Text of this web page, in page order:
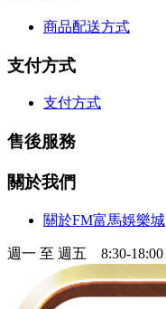
商品配送方式
支付方式
支付方式
售後服務
關於我們
關於FM富馬娛樂城
週一 至 週五 8:30-18:00